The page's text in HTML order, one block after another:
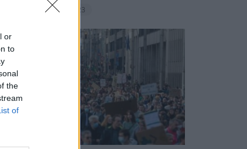
or
to
the
of
- 15 Σεπτεμβρίου 2023